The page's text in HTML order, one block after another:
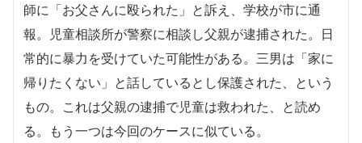
師に「お父さんに殴られた」と訴え、学校が市に通
報。児童相談所が警察に相談し父親が逮捕された。日
常的に暴力を受けていた可能性がある。三男は「家に
帰りたくない」と話しているとし保護された、という
もの。これは父親の逮捕で児童は救われた、と読め
る。もう一つは今回のケースに似ている。